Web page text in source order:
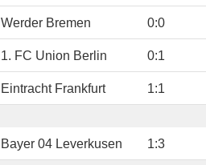
Werder Bremen 0:0
1. FC Union Berlin 0:1
Eintracht Frankfurt 1:1
Bayer 04 Leverkusen 1:3